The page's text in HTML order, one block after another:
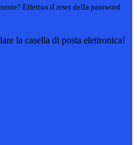
Effettua il reset della password
la casella di posta elettronica!